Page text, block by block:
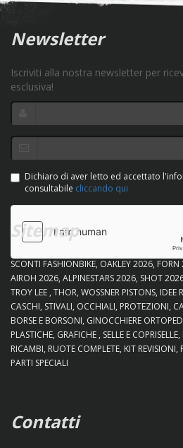
Newsletter
Iscriviti alla nostra newsletter per
esclusiva!
Dichiaro di aver letto ed accettato
consultabile cliccando qui
Sitemap
SCONTI FASHIONBIKE OAKLEY 2026
AIROH 2026 ALPINESTARS 2026 SHOT
TROY LEE THOR WOSSNER PISTONS IDEE
CASCHI STIVALI OCCHIALI PROTEZIONI
BORSE E BORSONI GINOCCHIERE
PLASTICHE GRAFICHE SELLE E COPRISELLE
RICAMBI RUOTE COMPLETE KIT REVISIONI
PARTI SPECIALI
Contatti